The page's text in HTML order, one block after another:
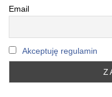
Email
Akceptuję regulamin